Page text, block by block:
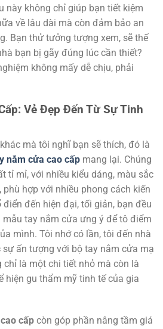
này không chỉ giúp bạn tiết kiệm
về lâu dài mà còn đảm bảo an
Bạn thử tưởng tượng xem, sẽ thế
bạn bị gãy đúng lúc cần thiết?
không mấy dễ chịu, phải
Vẻ Đẹp Đến Từ Sự Tinh
mà tôi nghĩ bạn sẽ thích, đó là
nắm cửa cao cấp mang lại. Chúng
tỉ mỉ, với nhiều kiểu dáng, màu sắc
hợp với nhiều phong cách kiến
đến hiện đại, tối giản, bạn đều
tay nắm cửa ưng ý để tô điểm
mình. Tôi nhớ có lần, tôi đến nhà
ấn tượng với bộ tay nắm cửa mạ
chỉ là một chi tiết nhỏ mà còn là
hiện gu thẩm mỹ tinh tế của gia
cấp còn góp phần nâng tầm giá